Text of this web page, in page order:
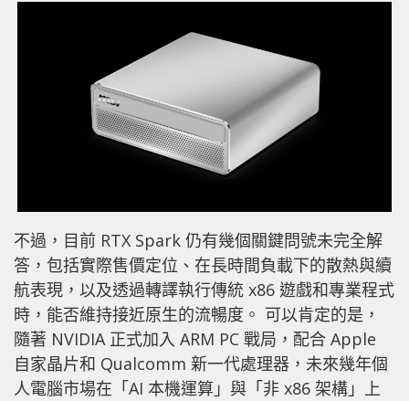
不過，目前 RTX Spark 仍有幾個關鍵問號未完全解
答，包括實際售價定位、在長時間負載下的散熱與續
航表現，以及透過轉譯執行傳統 x86 遊戲和專業程式
時，能否維持接近原生的流暢度。 可以肯定的是，
隨著 NVIDIA 正式加入 ARM PC 戰局，配合 Apple
自家晶片和 Qualcomm 新一代處理器，未來幾年個
人電腦市場在「AI 本機運算」與「非 x86 架構」上